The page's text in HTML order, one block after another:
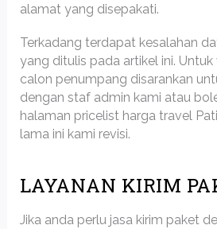
alamat yang disepakati.
Terkadang terdapat kesalahan
yang ditulis pada artikel ini. Untuk
calon penumpang disarankan
dengan staf admin kami atau
halaman pricelist harga travel
lama ini kami revisi.
LAYANAN KIRIM
Jika anda perlu jasa kirim paket